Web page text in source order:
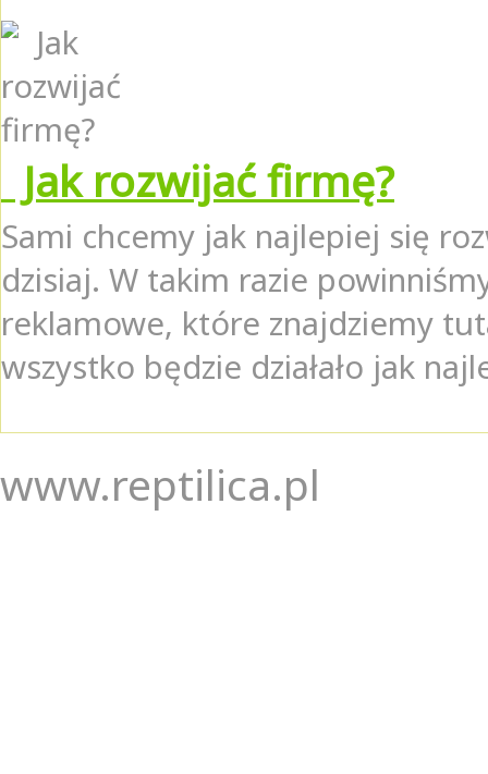
Jak rozwijać firmę?
Sami chcemy jak najlepiej się
dzisiaj. W takim razie
reklamowe, które znajdziemy
wszystko będzie działało jak
www.reptilica.pl